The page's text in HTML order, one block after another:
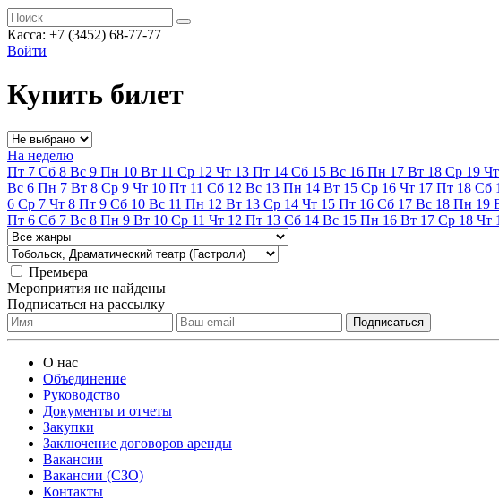
Касса: +7 (3452) 68-77-77
Войти
Купить билет
На неделю
Пт 7 Сб 8 Вс 9 Пн 10 Вт 11 Ср 12 Чт 13 Пт 14 Сб 15 Вс 16 Пн 17 Вт 18 Ср 19 Чт
Вс 6 Пн 7 Вт 8 Ср 9 Чт 10 Пт 11 Сб 12 Вс 13 Пн 14 Вт 15 Ср 16 Чт 17 Пт 18 Сб
6 Ср 7 Чт 8 Пт 9 Сб 10 Вс 11 Пн 12 Вт 13 Ср 14 Чт 15 Пт 16 Сб 17 Вс 18 Пн 19
Пт 6 Сб 7 Вс 8 Пн 9 Вт 10 Ср 11 Чт 12 Пт 13 Сб 14 Вс 15 Пн 16 Вт 17 Ср 18 Чт
Премьера
Мероприятия не найдены
Подписаться на рассылку
О нас
Объединение
Руководство
Документы и отчеты
Закупки
Заключение договоров аренды
Вакансии
Вакансии (СЗО)
Контакты